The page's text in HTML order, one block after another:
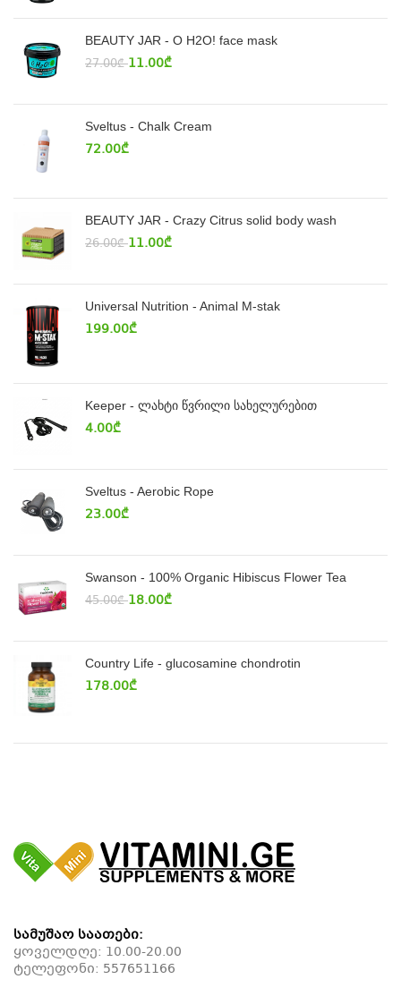
BEAUTY JAR - O H2O! face mask
27.00₾ 11.00₾
Sveltus - Chalk Cream
72.00₾
BEAUTY JAR - Crazy Citrus solid body wash
26.00₾ 11.00₾
Universal Nutrition - Animal M-stak
199.00₾
Keeper - ლახტი წვრილი სახელურებით
4.00₾
Sveltus - Aerobic Rope
23.00₾
Swanson - 100% Organic Hibiscus Flower Tea
45.00₾ 18.00₾
Country Life - glucosamine chondrotin
178.00₾
სამუშაო საათები:
ყოველდღე: 10.00-20.00
ტელეფონი: 557651166